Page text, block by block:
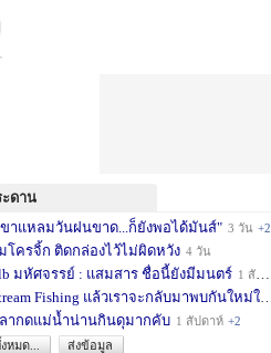
ดาน
ขาแหลมวันฝนขาด...ก็ยังพอได้มันส์" 3 วัน +2
โครจิ้ก ติดกล่องไว้ไม่ผิดหวัง 4 วัน
มหัศจรรย์ : แสมสาร ชื่อนี้ยังมีมนตร์ 1 สัปดาห์
Fishing แล้วเราจะกลับมาพบกันใหม่ใ
ากดแม่น้ำน่านกินดุมากคับ 1 สัปดาห์ +2
หมด...
ส่งข้อมูล